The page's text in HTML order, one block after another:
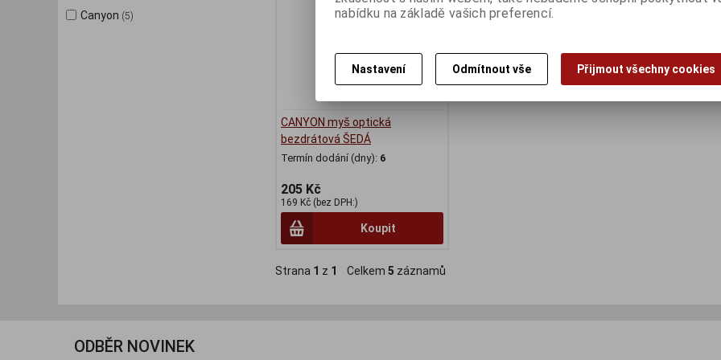
Canyon (5)
CANYON myš optická
bezdrátová ŠEDÁ
Termín dodání (dny): 6
205 Kč
169 Kč (bez DPH:)
Koupit
Strana 1 z 1 Celkem 5 záznamů
ODBĚR NOVINEK
nabídku na základě vašich preferencí.
Nastavení Odmítnout vše Přijmout všechny cookies